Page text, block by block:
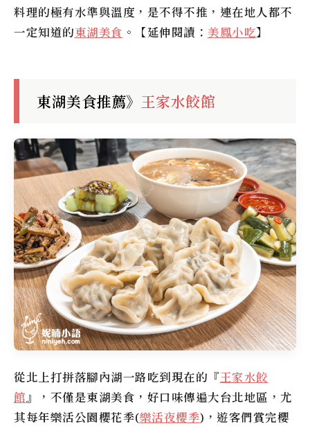
料理的極有水準與溫度，是不得不推，連在地人都不
一定知道的東湖美食 。【延伸閱讀： 美鳳小吃】
東湖美食推薦》 王家水餃館
從北上打拼落腳內湖一路吃到現在的『王家水餃
館』，不僅是東湖美食，好口味傳遍大台北地區，尤
其每年樂活公園櫻花季(樂活夜櫻季)，遊客們賞完櫻